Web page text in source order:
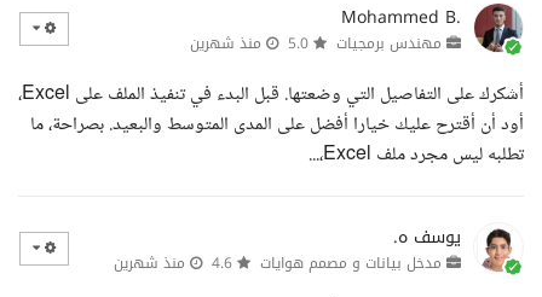
Mohammed B.
مهندس برمجيات منذ شهرين
أشكرك على التفاصيل التي وضعتها. قبل البدء في تنفيذ الملف على Excel،
أود أن أقترح عليك خيارا أفضل على المدى المتوسط والبعيد. بصراحة، ما
تطلبه ليس مجرد ملف Excel،...
يوسف ه.
مدخل بيانات و مصمم هوايات منذ شهرين